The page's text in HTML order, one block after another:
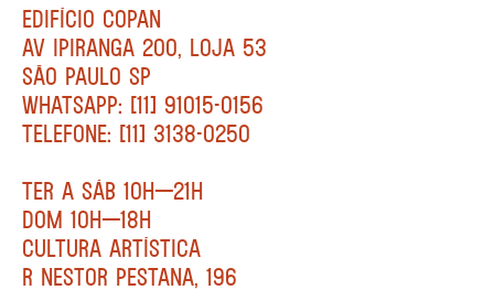
EDIFÍCIO COPAN
AV IPIRANGA 200, LOJA 53
SÃO PAULO SP
WHATSAPP: [11] 91015-0156
TELEFONE: [11] 3138-0250
TER A SÁB 10H—21H
DOM 10H—18H
CULTURA ARTÍSTICA
R NESTOR PESTANA, 196